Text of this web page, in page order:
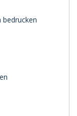
bedrucken